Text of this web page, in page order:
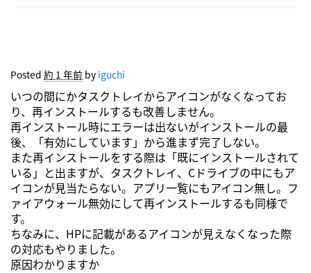
Posted 約 1 年前 by iguchi
いつの間にかタスクトレイからアイコンがなくなってお
り、再インストールするも改善しません。
再インストール時にエラーは出ないがインストールの最
後、「有効にしています」から進まず完了しない。
また再インストールをする際は「既にインストールされて
いる」と出ますが、タスクトレイ、Cドライブの中にもア
イコンが見当たらない。アプリ一覧にもアイコン無し。フ
ァイアウォール無効にして再インストールするも同様で
す。
ちなみに、HPに記載があるアイコンが見えなくなった際
の対応もやりました。
原因わかりますか